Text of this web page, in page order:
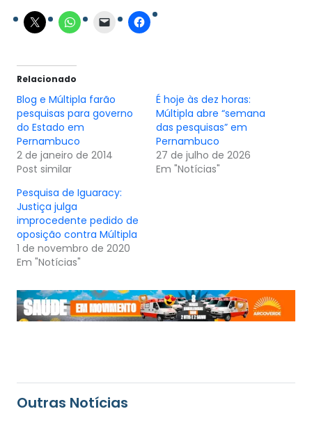
Relacionado
Blog e Múltipla farão
pesquisas para governo
do Estado em
Pernambuco
2 de janeiro de 2014
Post similar
É hoje às dez horas:
Múltipla abre “semana
das pesquisas” em
Pernambuco
27 de julho de 2026
Em "Notícias"
Pesquisa de Iguaracy:
Justiça julga
improcedente pedido de
oposição contra Múltipla
1 de novembro de 2020
Em "Notícias"
Outras Notícias